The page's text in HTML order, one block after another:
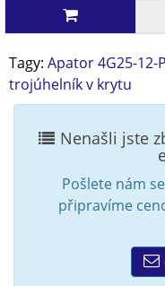
Tagy: Apator 4G25-12-
trojúhelník v krytu
Nenašli jste
Pošlete nám
připravíme